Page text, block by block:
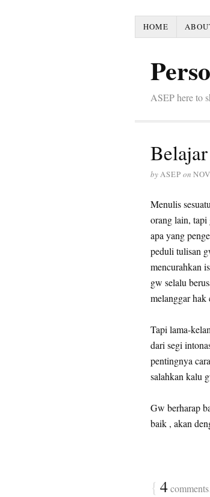
HOME
ASEP here to
byASEP on
Menulis
orang lain, tapi
apa yang
peduli tulisan
mencurahkan
gw selalu
melanggar hak
Tapi lama-
dari segi
pentingnya
salahkan kalu
Gw berharap
baik , akan
{ 4